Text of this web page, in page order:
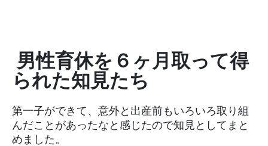
男性育休を６ヶ月取って得
られた知見たち
第一子ができて、意外と出産前もいろいろ取り組
んだことがあったなと感じたので知見としてまと
めました。